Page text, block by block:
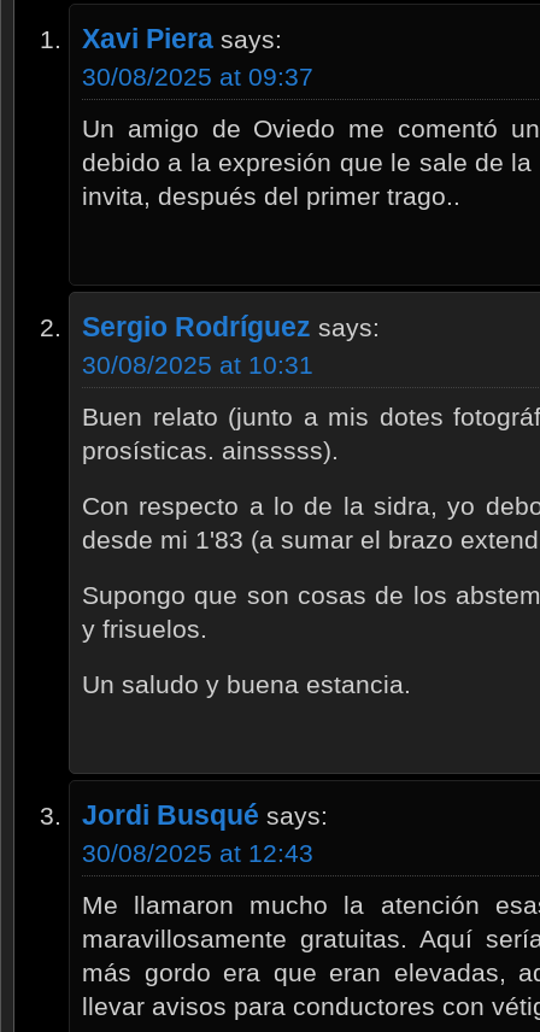
Xavi Piera says:
30/08/2025 at 09:37
Un amigo de Oviedo me comentó
debido a la expresión que le sale de
invita, después del primer trago..
Sergio Rodríguez says:
30/08/2025 at 10:31
Buen relato (junto a mis dotes
prosísticas. ainsssss).
Con respecto a lo de la sidra, yo
desde mi 1'83 (a sumar el brazo
Supongo que son cosas de los
y frisuelos.
Un saludo y buena estancia.
Jordi Busqué says:
30/08/2025 at 12:43
Me llamaron mucho la atención
maravillosamente gratuitas. Aquí
más gordo era que eran elevadas,
llevar avisos para conductores con